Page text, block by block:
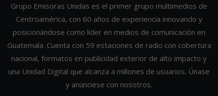
Grupo Emisoras Unidas es el primer grupo multimedios de
Centroamérica, con 60 años de experiencia innovando y
posicionándose como líder en medios de comunicación en
Guatemala. Cuenta con 59 estaciones de radio con cobertura
nacional, formatos en publicidad exterior de alto impacto y
una Unidad Digital que alcanza a millones de usuarios. Únase
y anúnciese con nosotros.